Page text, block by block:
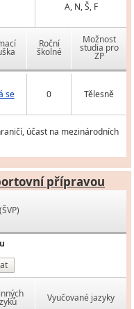
A, N, Š, F
Roční
školné
Možnost
studia pro
ZP
se 0 Tělesně
účast na mezinárodních
přípravou
Vyučované jazyky